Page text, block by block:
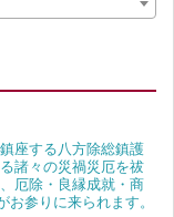
座する八方除総鎮護
諸々の災禍災厄を祓
厄除・良縁成就・商
参りに来られます。